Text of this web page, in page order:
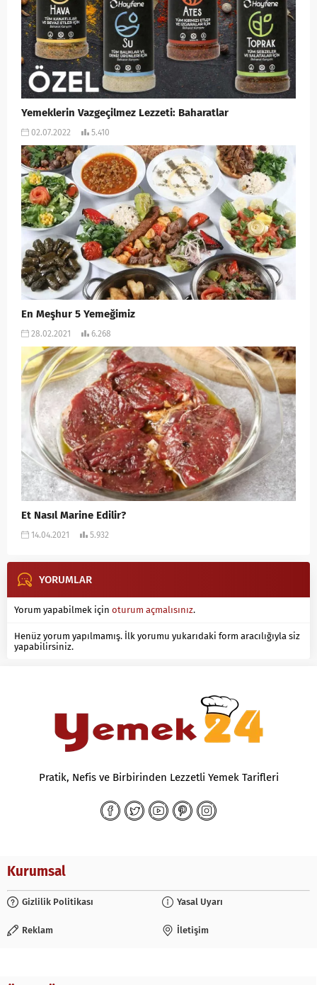
Yemeklerin Vazgeçilmez Lezzeti: Baharatlar
02.07.2022 5.410
En Meşhur 5 Yemeğimiz
28.02.2021 6.268
Et Nasıl Marine Edilir?
14.04.2021 5.932
YORUMLAR
Yorum yapabilmek için oturum açmalısınız.
Henüz yorum yapılmamış. İlk yorumu yukarıdaki form aracılığıyla siz
yapabilirsiniz.
Pratik, Nefis ve Birbirinden Lezzetli Yemek Tarifleri
Kurumsal
Gizlilik Politikası Yasal Uyarı
Reklam İletişim